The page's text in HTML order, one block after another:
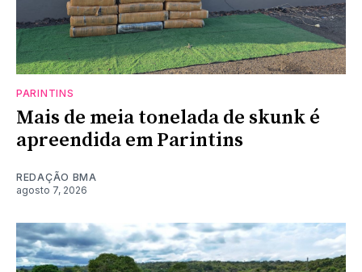
PARINTINS
Mais de meia tonelada de skunk é
apreendida em Parintins
REDAÇÃO BMA
agosto 7, 2026